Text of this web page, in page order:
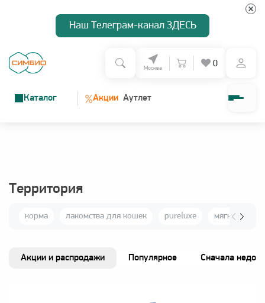
Наш Телеграм-канал ЗДЕСЬ
Москва 0
Каталог %Акции Аутлет
Территория
корма лакомства для кошек pureluxe мягкие
Акции и распродажи Популярное Сначала